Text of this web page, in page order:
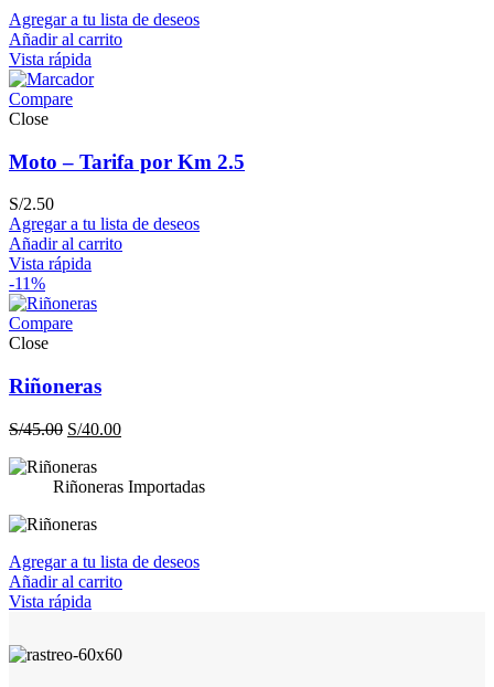
Agregar a tu lista de deseos
Añadir al carrito
Vista rápida
Compare
Close
Moto – Tarifa por Km 2.5
S/2.50
Agregar a tu lista de deseos
Añadir al carrito
Vista rápida
-11%
Compare
Close
Riñoneras
S/45.00 El
original
era:
S/40.00El
es:
Riñoneras Importadas
Agregar a tu lista de deseos
Añadir al carrito
Vista rápida